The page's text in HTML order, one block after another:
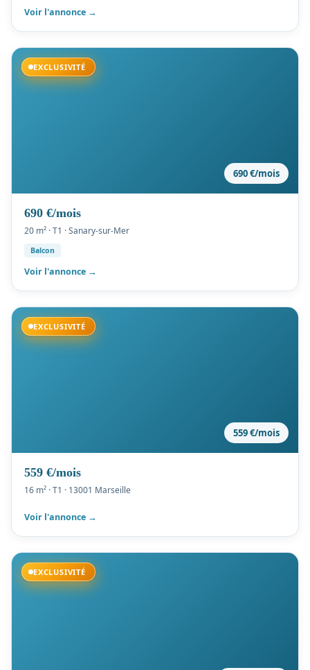
Voir l'annonce →
EXCLUSIVITÉ
Disponible
690 €/mois
690 €/mois
20 m² · T1 · Sanary-sur-Mer
Balcon
Voir l'annonce →
EXCLUSIVITÉ
Disponible
559 €/mois
559 €/mois
16 m² · T1 · 13001 Marseille
Voir l'annonce →
EXCLUSIVITÉ
Disponible